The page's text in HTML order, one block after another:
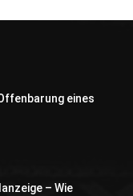
eines
– Wie